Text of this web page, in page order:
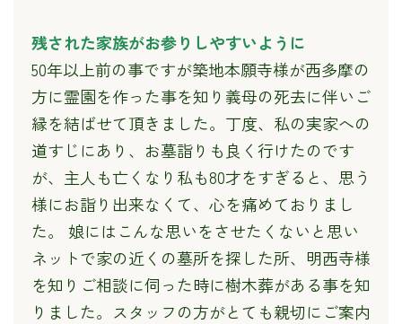
残された家族がお参りしやすいように
50年以上前の事ですが築地本願寺様が西多摩の
方に霊園を作った事を知り義母の死去に伴いご
縁を結ばせて頂きました。丁度、私の実家への
道すじにあり、お墓詣りも良く行けたのです
が、主人も亡くなり私も80才をすぎると、思う
様にお詣り出来なくて、心を痛めておりまし
た。 娘にはこんな思いをさせたくないと思い
ネットで家の近くの墓所を探した所、明西寺様
を知りご相談に伺った時に樹木葬がある事を知
りました。スタッフの方がとても親切にご案内